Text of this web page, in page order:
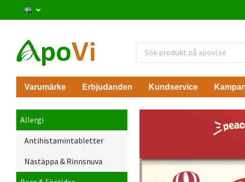
Varumärke Erbjudanden Kundservice
Allergi
Antihistamintabletter
Nästäppa & Rinnsnuva